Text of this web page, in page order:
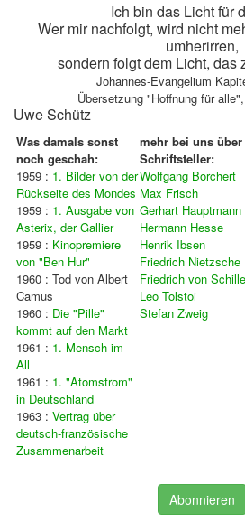
Ich bin das Licht für
Wer mir nachfolgt, wird nicht
umherirren,
sondern folgt dem Licht, das
Johannes-Evangelium
Übersetzung "Hoffnung für
Uwe Schütz
Was damals sonst
noch geschah:
mehr bei uns über
Schriftsteller:
1959 : 1. Bilder von der
Rückseite des Mondes
1959 : 1. Ausgabe von
Asterix, der Gallier
1959 : Kinopremiere
von "Ben Hur"
1960 : Tod von Albert
Camus
1960 : Die "Pille"
kommt auf den Markt
1961 : 1. Mensch im
All
1961 : 1. "Atomstrom"
in Deutschland
1963 : Vertrag über
deutsch-französische
Zusammenarbeit
Wolfgang Borchert
Max Frisch
Gerhart Hauptmann
Hermann Hesse
Henrik Ibsen
Friedrich Nietzsche
Friedrich von
Leo Tolstoi
Stefan Zweig
Abonnieren